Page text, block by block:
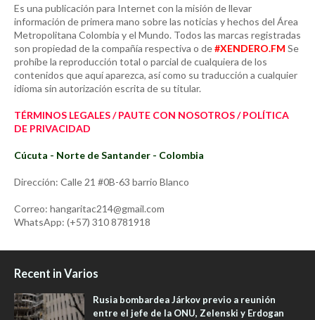
Es una publicación para Internet con la misión de llevar
información de primera mano sobre las noticias y hechos del Área
Metropolitana Colombia y el Mundo. Todos las marcas registradas
son propiedad de la compañía respectiva o de#XENDERO.FM Se
prohíbe la reproducción total o parcial de cualquiera de los
contenidos que aquí aparezca, así como su traducción a cualquier
idioma sin autorización escrita de su titular.
TÉRMINOS LEGALES / PAUTE CON NOSOTROS / POLÍTICA
DE PRIVACIDAD
Cúcuta - Norte de Santander - Colombia
Dirección: Calle 21 #0B-63 barrio Blanco
Correo: hangaritac214@gmail.com
WhatsApp: (+57) 310 8781918
Recent in Varios
Rusia bombardea Járkov previo a reunión
entre el jefe de la ONU, Zelenski y Erdogan